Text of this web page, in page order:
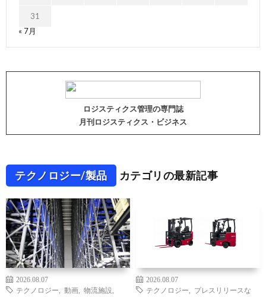
31
« 7月
ロジスティクス管理の専門誌
月刊ロジスティクス・ビジネス
テクノロジー/製品 カテゴリの最新記事
2026.08.07
テクノロジー
動画 物流施設
2026.08.07
テクノロジー
プレスリリースな